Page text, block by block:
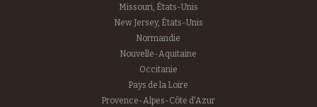
Missouri, États-Unis
New Jersey, États-Unis
Normandie
Nouvelle-Aquitaine
Occitanie
Pays de la Loire
Provence-Alpes-Côte d'Azur